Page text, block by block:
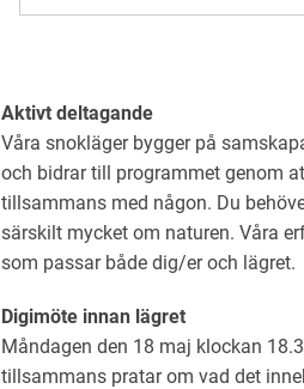
Aktivt deltagande
Våra snokläger bygger på
och bidrar till programmet genom
tillsammans med någon. Du
särskilt mycket om naturen. Våra
som passar både dig/er och lägret.
Digimöte innan lägret
Måndagen den 18 maj klockan
tillsammans pratar om vad det